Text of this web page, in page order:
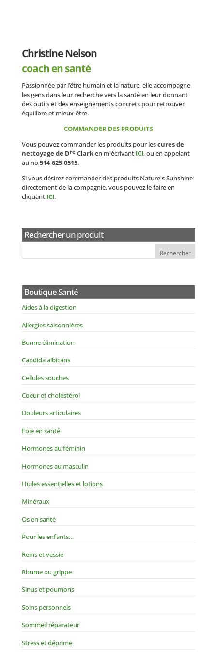
Christine Nelson
coach en santé
Passionnée par l’être humain et la nature, elle accompagne
les gens dans leur recherche vers la santé en leur donnant
des outils et des enseignements concrets pour retrouver
équilibre et mieux-être.
COMMANDER DES PRODUITS
Vous pouvez commander les produits pour lescures de
nettoyage de Dre Clarken m'écrivant ICI, ou en appelant
au no514-625-0515.
Si vous désirez commander des produits Nature's Sunshine
directement de la compagnie, vous pouvez le faire en
cliquant ICI.
Rechercher un produit
Boutique Santé
Aides à la digestion
Allergies saisonnières
Bonne élimination
Candida albicans
Cellules souches
Coeur et cholestérol
Douleurs articulaires
Foie en santé
Hormones au féminin
Hormones au masculin
Huiles essentielles et lotions
Minéraux
Os en santé
Pour les enfants…
Reins et vessie
Rhume ou grippe
Sinus et poumons
Soins personnels
Sommeil réparateur
Stress et déprime